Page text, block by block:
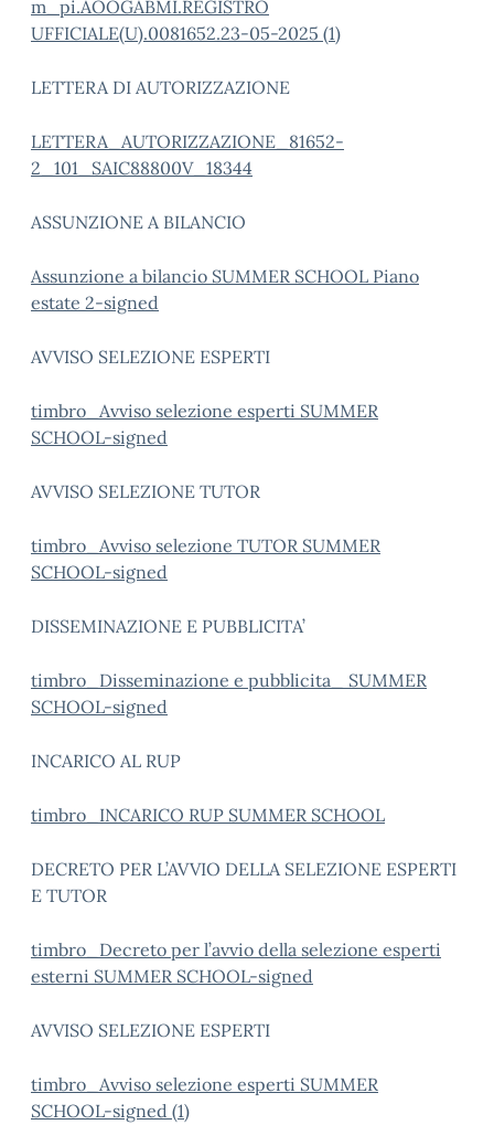
m_pi.AOOGABMI.REGISTRO
UFFICIALE(U).0081652.23-05-2025 (1)
LETTERA DI AUTORIZZAZIONE
LETTERA_AUTORIZZAZIONE_81652-
2_101_SAIC88800V_18344
ASSUNZIONE A BILANCIO
Assunzione a bilancio SUMMER SCHOOL Piano
estate 2-signed
AVVISO SELEZIONE ESPERTI
timbro_Avviso selezione esperti SUMMER
SCHOOL-signed
AVVISO SELEZIONE TUTOR
timbro_Avviso selezione TUTOR SUMMER
SCHOOL-signed
DISSEMINAZIONE E PUBBLICITA’
timbro_Disseminazione e pubblicita_ SUMMER
SCHOOL-signed
INCARICO AL RUP
timbro_INCARICO RUP SUMMER SCHOOL
DECRETO PER L’AVVIO DELLA SELEZIONE ESPERTI
E TUTOR
timbro_Decreto per l’avvio della selezione esperti
esterni SUMMER SCHOOL-signed
AVVISO SELEZIONE ESPERTI
timbro_Avviso selezione esperti SUMMER
SCHOOL-signed (1)